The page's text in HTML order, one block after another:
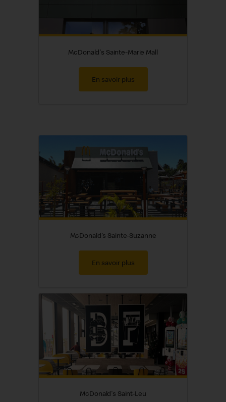
McDonald's Sainte-Marie Mall
En savoir plus
McDonald's Sainte-Suzanne
En savoir plus
McDonald's Saint-Leu